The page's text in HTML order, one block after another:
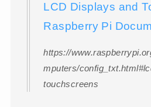
LCD Displays and
Raspberry Pi
https://
mputers/
touchscreens